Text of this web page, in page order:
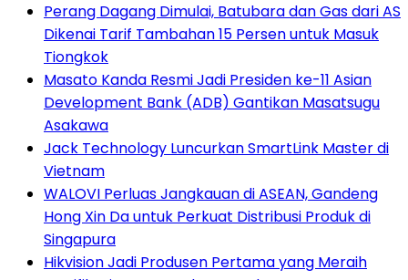
Perang Dagang Dimulai, Batubara dan Gas dari AS
Dikenai Tarif Tambahan 15 Persen untuk Masuk
Tiongkok
Masato Kanda Resmi Jadi Presiden ke-11 Asian
Development Bank (ADB) Gantikan Masatsugu
Asakawa
Jack Technology Luncurkan SmartLink Master di
Vietnam
WALOVI Perluas Jangkauan di ASEAN, Gandeng
Hong Xin Da untuk Perkuat Distribusi Produk di
Singapura
Hikvision Jadi Produsen Pertama yang Meraih